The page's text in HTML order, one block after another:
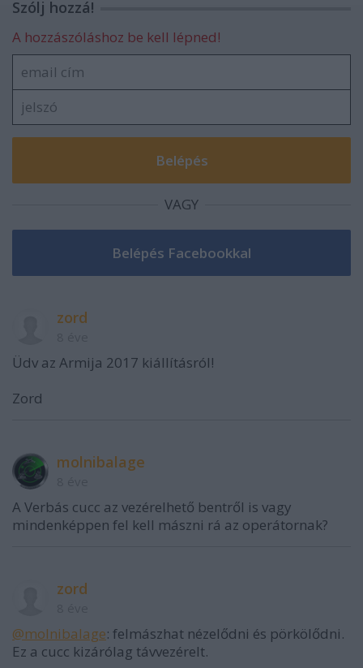
Szólj hozzá!
A hozzászóláshoz be kell lépned!
VAGY
zord
Üdv az Armija 2017 kiállításról!
Zord
molnibalage
A Verbás cucc az vezérelhető bentről is vagy
mindenképpen fel kell mászni rá az operátornak?
zord
@molnibalage: felmászhat nézelődni és pörkölődni.
Ez a cucc kizárólag távvezérelt.